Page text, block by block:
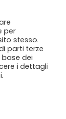
con lo
- P.IVA
per
stesso.
parti terze
dei
i dettagli
.